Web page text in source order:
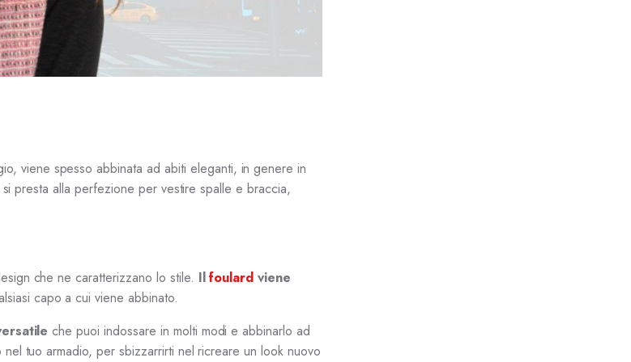
viene spesso abbinata ad abiti eleganti, in genere in
presta alla perfezione per vestire spalle e braccia,
che ne caratterizzano lo stile. Ilfoulard viene
capo a cui viene abbinato.
che puoi indossare in molti modi e abbinarlo ad
tuo armadio, per sbizzarrirti nel ricreare un look nuovo